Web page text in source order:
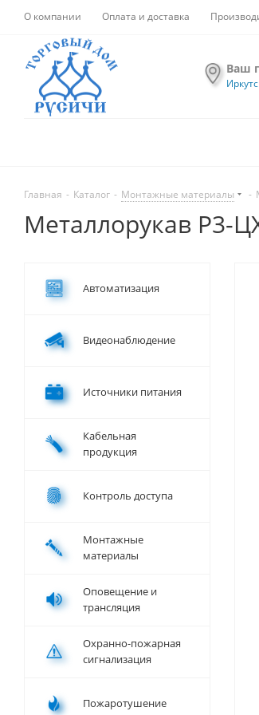
О компании Оплата и доставка
Ваш
Главная - Каталог - Монтажные материалы -
Металлорукав Р3-
Автоматизация
Видеонаблюдение
Источники питания
Кабельная
продукция
Контроль доступа
Монтажные
материалы
Оповещение и
трансляция
Охранно-пожарная
сигнализация
Пожаротушение